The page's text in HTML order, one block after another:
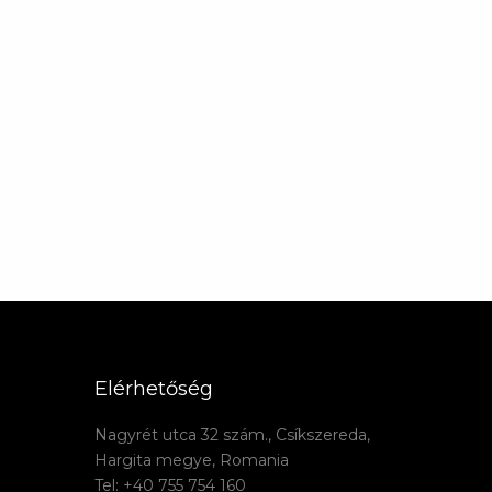
Elérhetőség
Nagyrét utca 32 szám., Csíkszereda,
Hargita megye, Romania
Tel: +40 755 754 160